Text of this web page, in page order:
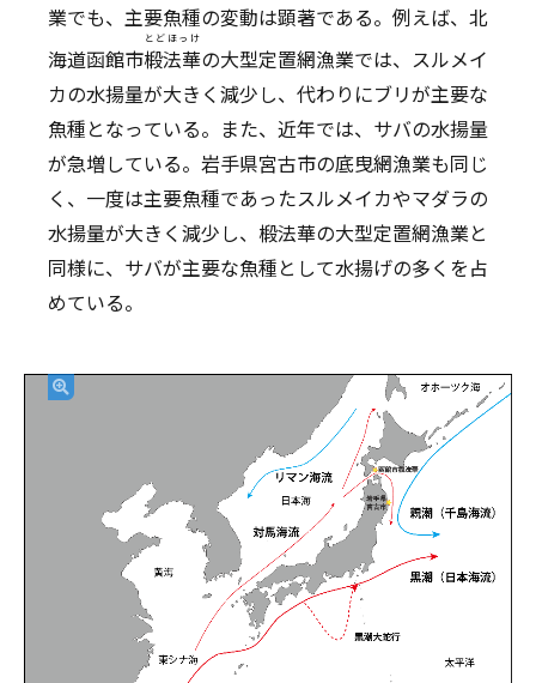
業でも、主要魚種の変動は顕著である。例えば、北
海道函館市椴法華
とどほっけ
の大型定置網漁業では、スルメイ
カの水揚量が大きく減少し、代わりにブリが主要な
魚種となっている。また、近年では、サバの水揚量
が急増している。岩手県宮古市の底曳網漁業も同じ
く、一度は主要魚種であったスルメイカやマダラの
水揚量が大きく減少し、椴法華の大型定置網漁業と
同様に、サバが主要な魚種として水揚げの多くを占
めている。